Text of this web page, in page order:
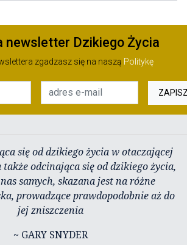
newsletter Dzikiego Życia
zgadzasz się na naszą Politykę
się od dzikiego życia w otaczającej
odcinająca się od dzikiego życia,
samych, skazana jest na różne
prowadzące prawdopodobnie aż do
jej zniszczenia
~ GARY SNYDER